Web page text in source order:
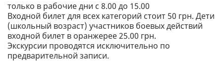
только в рабочие дни с 8.00 до 15.00
Входной билет для всех категорий стоит 50 грн. Дети
(школьный возраст) участников боевых действий
входной билет в оранжерее 25.00 грн.
Экскурсии проводятся исключительно по
предварительной записи.